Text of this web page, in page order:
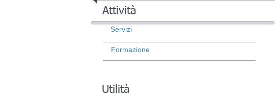
Attività
Servizi
Formazione
Utilità